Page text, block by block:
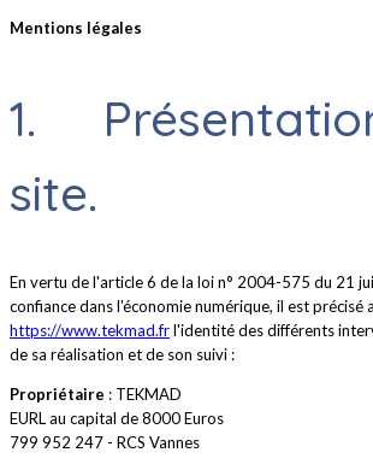
Mentions légales
1.
site.
En vertu de l'article 6 de la loi n° 2004-575 du 21
confiance dans l'économie numérique, il est précisé
https://www.tekmad.frl'identité des différents
de sa réalisation et de son suivi :
Propriétaire : TEKMAD
EURL au capital de 8000 Euros
799 952 247 - RCS Vannes